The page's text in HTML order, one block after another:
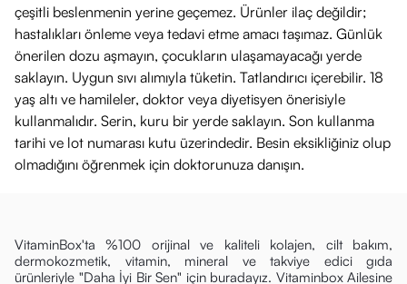
çeşitli beslenmenin yerine geçemez. Ürünler ilaç değildir;
hastalıkları önleme veya tedavi etme amacı taşımaz. Günlük
önerilen dozu aşmayın, çocukların ulaşamayacağı yerde
saklayın. Uygun sıvı alımıyla tüketin. Tatlandırıcı içerebilir. 18
yaş altı ve hamileler, doktor veya diyetisyen önerisiyle
kullanmalıdır. Serin, kuru bir yerde saklayın. Son kullanma
tarihi ve lot numarası kutu üzerindedir. Besin eksikliğiniz olup
olmadığını öğrenmek için doktorunuza danışın.
VitaminBox'ta %100 orijinal ve kaliteli kolajen, cilt bakım,
dermokozmetik, vitamin, mineral ve takviye edici gıda
ürünleriyle "Daha İyi Bir Sen" için buradayız. Vitaminbox Ailesine